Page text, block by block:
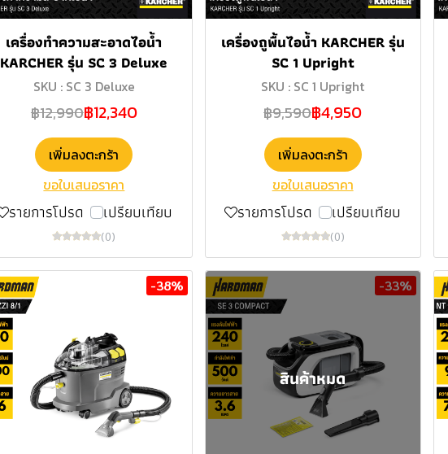
เครื่องทำความสะอาดไอน้ำ
KARCHER รุ่น SC 3 Deluxe
SKU : SC 3 Deluxe
฿12,990฿12,340
เพิ่มลงตะกร้า
ขอใบเสนอราคา
รายการโปรด เปรียบเทียบ
(0)
เครื่องถูพื้นไอน้ำ KARCHER รุ่น
SC 1 Upright
SKU : SC 1 Upright
฿9,590฿4,950
เพิ่มลงตะกร้า
ขอใบเสนอราคา
รายการโปรด เปรียบเทียบ
(0)
-38% -33%
สินค้าหมด